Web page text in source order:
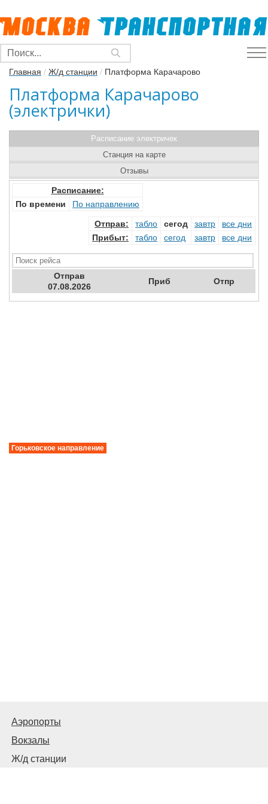
Главная / Ж/д станции / Платформа Карачарово
Платформа Карачарово
(электрички)
Расписание электричек
Расписание:
По времени
По направлению
Отправ: табло сегод завтр
все дни
Прибыт: табло сегод завтр все дни
Отправ
07.08.2026
Приб Отпр
Станция на карте
Отзывы
Горьковское направление
Аэропорты
Вокзалы
Ж/д станции